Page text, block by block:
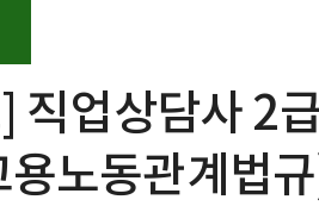
직업상담사 2
노동관계법